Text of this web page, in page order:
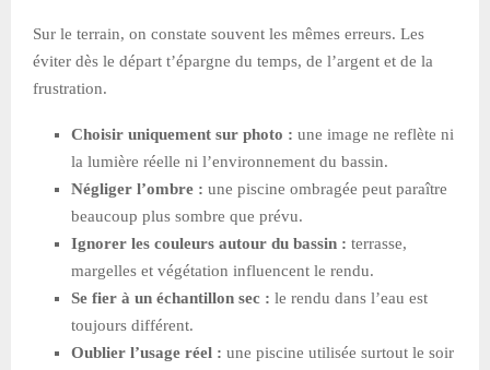
Sur le terrain, on constate souvent les mêmes erreurs. Les
éviter dès le départ t’épargne du temps, de l’argent et de la
frustration.
Choisir uniquement sur photo : une image ne reflète ni
la lumière réelle ni l’environnement du bassin.
Négliger l’ombre : une piscine ombragée peut paraître
beaucoup plus sombre que prévu.
Ignorer les couleurs autour du bassin : terrasse,
margelles et végétation influencent le rendu.
Se fier à un échantillon sec : le rendu dans l’eau est
toujours différent.
Oublier l’usage réel : une piscine utilisée surtout le soir